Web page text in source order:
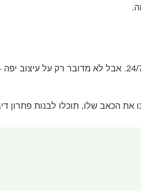
הבסיס לכל נוכחות דיגיטלית מוצלחת מתחיל באתר שמתפקד
הכאב שלו, תוכלו לבנות פתרון